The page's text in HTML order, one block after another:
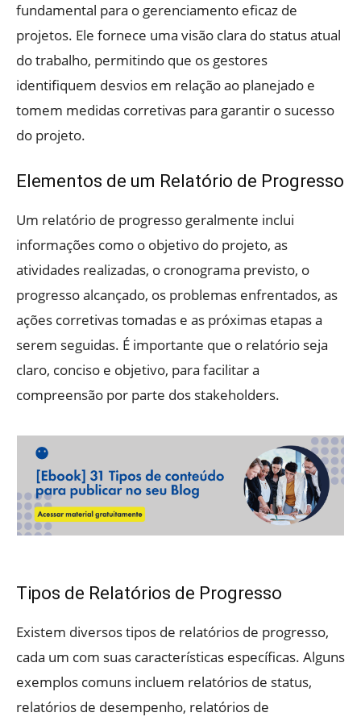
fundamental para o gerenciamento eficaz de
projetos. Ele fornece uma visão clara do status atual
do trabalho, permitindo que os gestores
identifiquem desvios em relação ao planejado e
tomem medidas corretivas para garantir o sucesso
do projeto.
Elementos de um Relatório de Progresso
Um relatório de progresso geralmente inclui
informações como o objetivo do projeto, as
atividades realizadas, o cronograma previsto, o
progresso alcançado, os problemas enfrentados, as
ações corretivas tomadas e as próximas etapas a
serem seguidas. É importante que o relatório seja
claro, conciso e objetivo, para facilitar a
compreensão por parte dos stakeholders.
Tipos de Relatórios de Progresso
Existem diversos tipos de relatórios de progresso,
cada um com suas características específicas. Alguns
exemplos comuns incluem relatórios de status,
relatórios de desempenho, relatórios de